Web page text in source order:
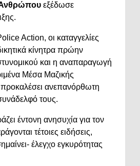
Ανθρώπου εξέδωσε
Action, οι καταγγελίες
κίνητρα πρώην
και η αναπαραγωγή
Μέσα Μαζικής
ανεπανόρθωτη
τους.
έντονη ανησυχία για τον
τέτοιες ειδήσεις,
έλεγχο εγκυρότητας